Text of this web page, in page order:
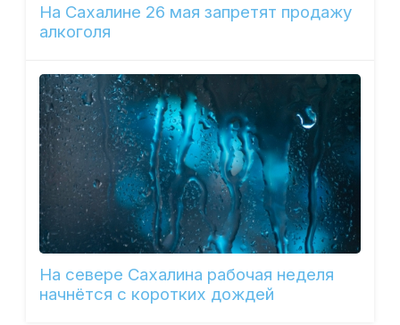
На Сахалине 26 мая запретят продажу
алкоголя
На севере Сахалина рабочая неделя
начнётся с коротких дождей